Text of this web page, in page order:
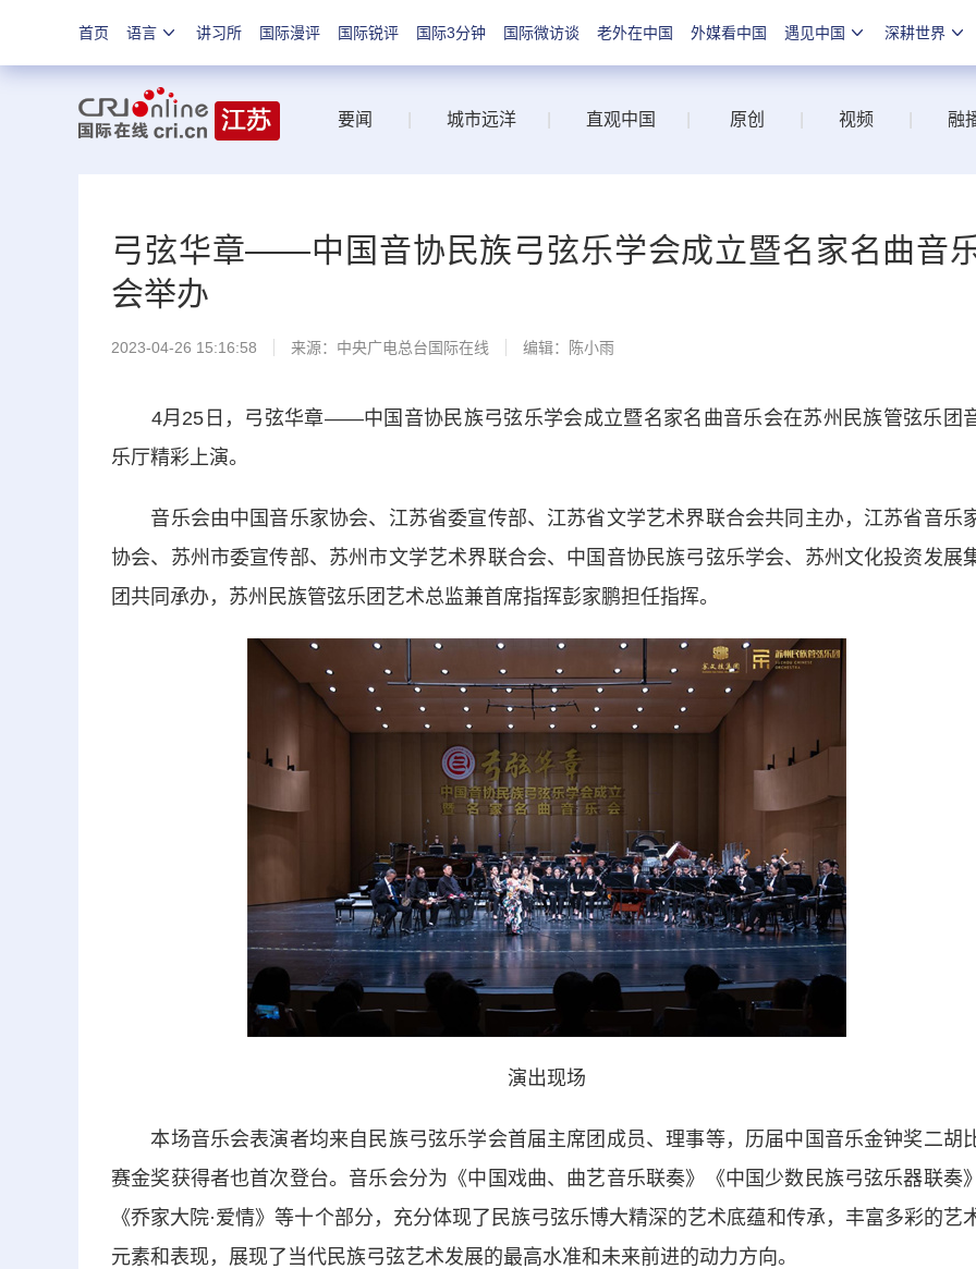
首页 语言 讲习所 国际漫评 国际锐评 国际3分钟 国际微访谈 老外在中国 外媒看中国 遇见中国 深耕世界
要闻 城市远洋 直观中国 原创 视频 融
弓弦华章——中国音协民族弓弦乐学会成立暨名家名曲音
会举办
2023-04-26 15:16:58 来源：中央广电总台国际在线 编辑：陈小雨
4月25日，弓弦华章——中国音协民族弓弦乐学会成立暨名家名曲音乐会在苏州民族管弦乐团
乐厅精彩上演。
音乐会由中国音乐家协会、江苏省委宣传部、江苏省文学艺术界联合会共同主办，江苏省音乐
协会、苏州市委宣传部、苏州市文学艺术界联合会、中国音协民族弓弦乐学会、苏州文化投资发展
团共同承办，苏州民族管弦乐团艺术总监兼首席指挥彭家鹏担任指挥。
演出现场
本场音乐会表演者均来自民族弓弦乐学会首届主席团成员、理事等，历届中国音乐金钟奖二胡
赛金奖获得者也首次登台。音乐会分为《中国戏曲、曲艺音乐联奏》《中国少数民族弓弦乐器联奏
《乔家大院·爱情》等十个部分，充分体现了民族弓弦乐博大精深的艺术底蕴和传承，丰富多彩的艺
元素和表现，展现了当代民族弓弦艺术发展的最高水准和未来前进的动力方向。